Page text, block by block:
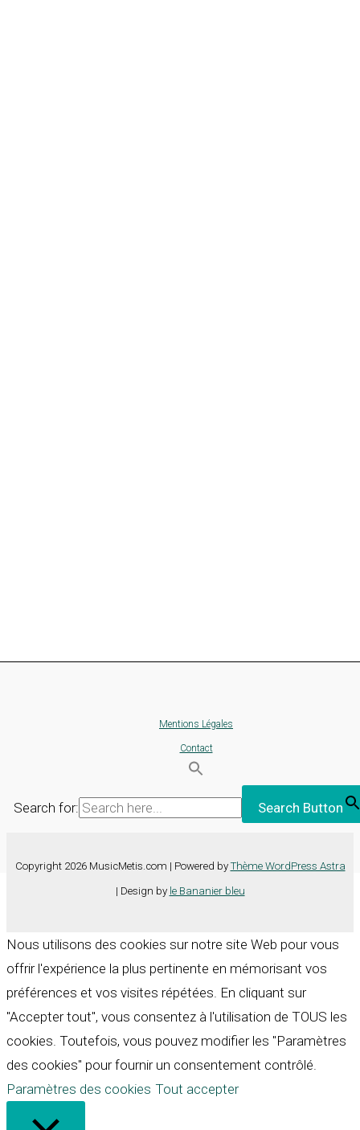
Mentions Légales
Contact
Search for: Search Button
Copyright 2026 MusicMetis.com | Powered by Thème WordPress Astra
| Design by le Bananier bleu
Nous utilisons des cookies sur notre site Web pour vous
offrir l'expérience la plus pertinente en mémorisant vos
préférences et vos visites répétées. En cliquant sur
"Accepter tout", vous consentez à l'utilisation de TOUS les
cookies. Toutefois, vous pouvez modifier les "Paramètres
des cookies" pour fournir un consentement contrôlé.
Paramètres des cookies Tout accepter